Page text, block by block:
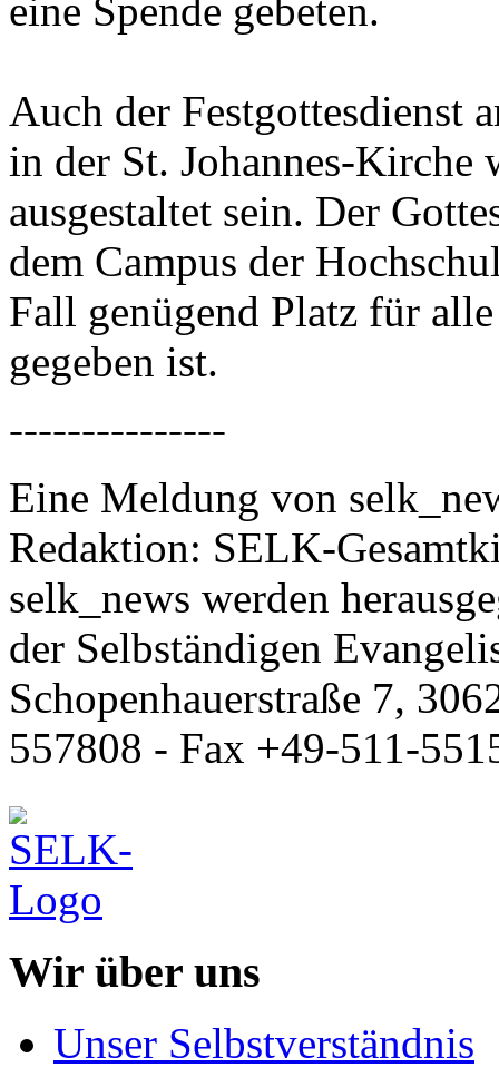
eine Spende gebeten.
Auch der Festgottesdienst
in der St. Johannes-
ausgestaltet sein. Der
dem Campus der
Fall genügend Platz für
gegeben ist.
---------------
Eine Meldung von
Redaktion: SELK-
selk_news werden
der Selbständigen
Schopenhauerstraße 7,
557808 - Fax +49-511-
Wir über uns
Unser Selbstverständnis